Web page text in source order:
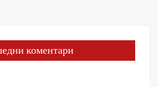
коментари